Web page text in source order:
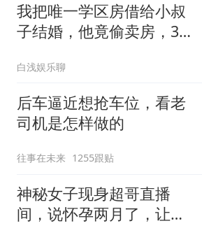
我把唯一学区房借给小叔
子结婚，他竟偷卖房，3
白浅娱乐聊
后车逼近想抢车位，看老
司机是怎样做的
往事在未来 1255跟贴
神秘女子现身超哥直播
间，说怀孕两月了，让超